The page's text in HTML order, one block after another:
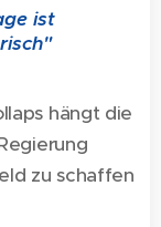
ist
hängt die
zu schaffen